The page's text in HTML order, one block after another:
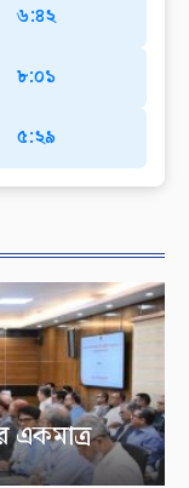
৬:৪২
৮:০১
৫:২৯
একমাত্র